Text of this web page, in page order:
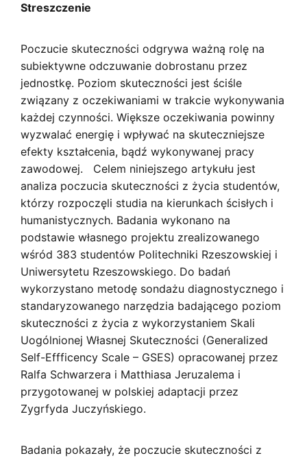
Streszczenie
Poczucie skuteczności odgrywa ważną rolę na
subiektywne odczuwanie dobrostanu przez
jednostkę. Poziom skuteczności jest ściśle
związany z oczekiwaniami w trakcie wykonywania
każdej czynności. Większe oczekiwania powinny
wyzwalać energię i wpływać na skuteczniejsze
efekty kształcenia, bądź wykonywanej pracy
zawodowej. Celem niniejszego artykułu jest
analiza poczucia skuteczności z życia studentów,
którzy rozpoczęli studia na kierunkach ścisłych i
humanistycznych. Badania wykonano na
podstawie własnego projektu zrealizowanego
wśród 383 studentów Politechniki Rzeszowskiej i
Uniwersytetu Rzeszowskiego. Do badań
wykorzystano metodę sondażu diagnostycznego i
standaryzowanego narzędzia badającego poziom
skuteczności z życia z wykorzystaniem Skali
Uogólnionej Własnej Skuteczności (Generalized
Self-Effficency Scale – GSES) opracowanej przez
Ralfa Schwarzera i Matthiasa Jeruzalema i
przygotowanej w polskiej adaptacji przez
Zygrfyda Juczyńskiego.
Badania pokazały, że poczucie skuteczności z